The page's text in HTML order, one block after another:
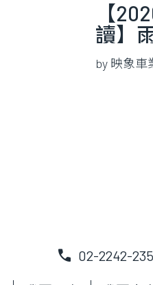
【
讀】
護：
不動
by 映象車
call 02-2242-